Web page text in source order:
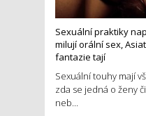
Sexuální praktiky
milují orální sex,
fantazie tají
Sexuální touhy mají
zda se jedná o ženy
neb...